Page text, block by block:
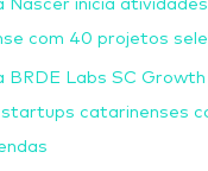
Nascer inicia
com 40 projetos
BRDE Labs SC
catarinenses